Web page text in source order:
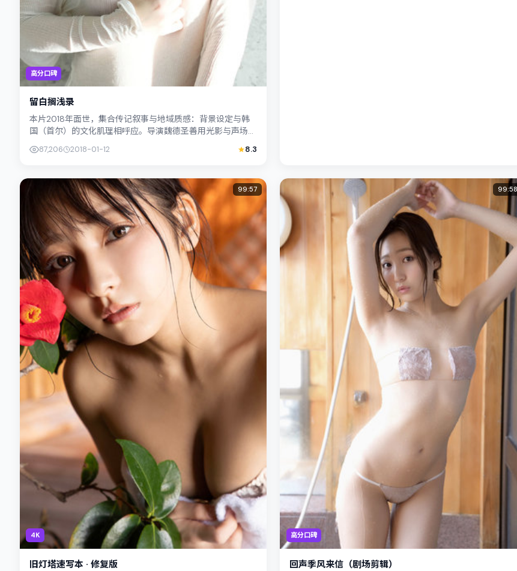
高分口碑
留白搁浅录
本片2018年面世，集合传记叙事与地域质感：背景设定与韩
国（首尔）的文化肌理相呼应。导演魏德圣善用光影与声场塑
87,206 2018-01-12 8.3
4K
99:57
旧灯塔速写本 · 修复版
高分口碑
99:58
回声季风来信（剧场剪辑）